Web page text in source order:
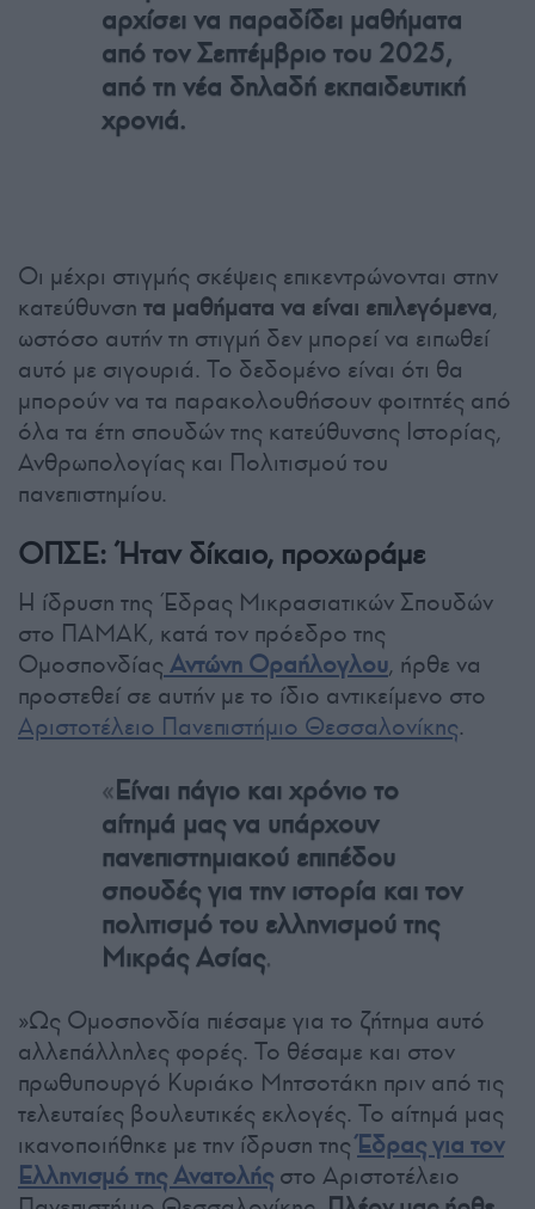
αρχίσει να παραδίδει μαθήματα
από τον Σεπτέμβριο του 2025,
από τη νέα δηλαδή εκπαιδευτική
χρονιά.
Οι μέχρι στιγμής σκέψεις επικεντρώνονται στην
κατεύθυνση τα μαθήματα να είναι επιλεγόμενα,
ωστόσο αυτήν τη στιγμή δεν μπορεί να ειπωθεί
αυτό με σιγουριά. Το δεδομένο είναι ότι θα
μπορούν να τα παρακολουθήσουν φοιτητές από
όλα τα έτη σπουδών της κατεύθυνσης Ιστορίας,
Ανθρωπολογίας και Πολιτισμού του
πανεπιστημίου.
ΟΠΣΕ: Ήταν δίκαιο, προχωράμε
Η ίδρυση της Έδρας Μικρασιατικών Σπουδών
στο ΠΑΜΑΚ, κατά τον πρόεδρο της
Ομοσπονδίας Αντώνη Οραήλογλου, ήρθε να
προστεθεί σε αυτήν με το ίδιο αντικείμενο στο
Αριστοτέλειο Πανεπιστήμιο Θεσσαλονίκης.
« Είναι πάγιο και χρόνιο το
αίτημά μας να υπάρχουν
πανεπιστημιακού επιπέδου
σπουδές για την ιστορία και τον
πολιτισμό του ελληνισμού της
Μικράς Ασίας.
»Ως Ομοσπονδία πιέσαμε για το ζήτημα αυτό
αλλεπάλληλες φορές. Το θέσαμε και στον
πρωθυπουργό Κυριάκο Μητσοτάκη πριν από τις
τελευταίες βουλευτικές εκλογές. Το αίτημά μας
ικανοποιήθηκε με την ίδρυση τηςΈδρας για τον
Ελληνισμό της Ανατολής στο Αριστοτέλειο